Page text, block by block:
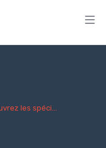
les spéci...